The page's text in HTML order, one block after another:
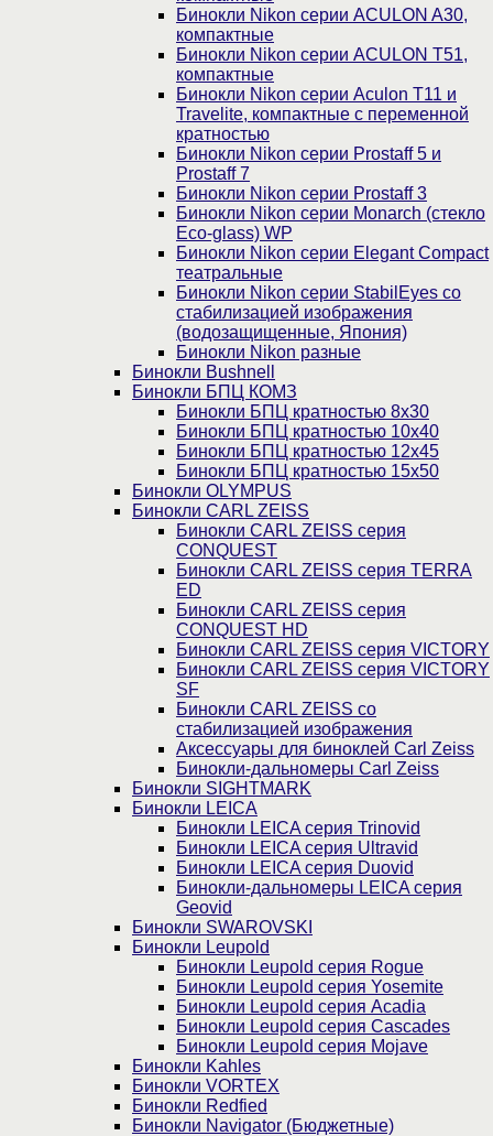
Бинокли Nikon серии ACULON A30,
компактные
Бинокли Nikon серии ACULON Т51,
компактные
Бинокли Nikon серии Aculon T11 и
Travelite, компактные с переменной
кратностью
Бинокли Nikon серии Prostaff 5 и
Prostaff 7
Бинокли Nikon серии Prostaff 3
Бинокли Nikon серии Monarch (стекло
Eco-glass) WP
Бинокли Nikon серии Elegant Compact
театральные
Бинокли Nikon серии StabilEyes со
стабилизацией изображения
(водозащищенные, Япония)
Бинокли Nikon разные
Бинокли Bushnell
Бинокли БПЦ КОМЗ
Бинокли БПЦ кратностью 8х30
Бинокли БПЦ кратностью 10х40
Бинокли БПЦ кратностью 12х45
Бинокли БПЦ кратностью 15х50
Бинокли OLYMPUS
Бинокли CARL ZEISS
Бинокли CARL ZEISS серия
CONQUEST
Бинокли CARL ZEISS серия TERRA
ED
Бинокли CARL ZEISS серия
CONQUEST HD
Бинокли CARL ZEISS серия VICTORY
Бинокли CARL ZEISS серия VICTORY
SF
Бинокли CARL ZEISS со
стабилизацией изображения
Аксессуары для биноклей Carl Zeiss
Бинокли-дальномеры Carl Zeiss
Бинокли SIGHTMARK
Бинокли LEICA
Бинокли LEICA серия Trinovid
Бинокли LEICA серия Ultravid
Бинокли LEICA серия Duovid
Бинокли-дальномеры LEICA серия
Geovid
Бинокли SWAROVSKI
Бинокли Leupold
Бинокли Leupold серия Rogue
Бинокли Leupold серия Yosemite
Бинокли Leupold серия Acadia
Бинокли Leupold серия Cascades
Бинокли Leupold серия Mojave
Бинокли Kahles
Бинокли VORTEX
Бинокли Redfied
Бинокли Navigator (Бюджетные)